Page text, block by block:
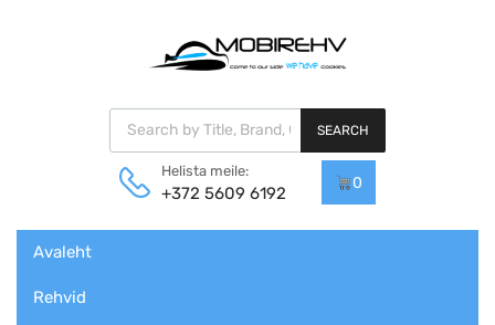
Products search
SEARCH
Helista meile:
+372 5609 6192
0
content
Avaleht
Rehvid